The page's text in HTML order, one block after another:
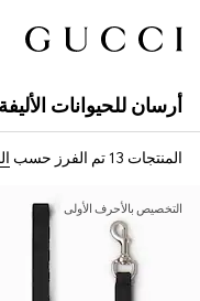
أرسان للحيوانات الأليفة
المنتجات 13 تم الفرز حسب
التخصيص بالأحرف الأولى